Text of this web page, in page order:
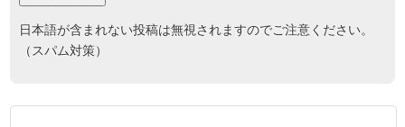
日本語が含まれない投稿は無視されますのでご注意ください。
（スパム対策）